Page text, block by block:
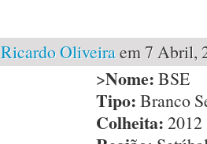
Ricardo Oliveiraem 7 Abril,
>Nome: BSE
Tipo: Branco
Colheita: 2012